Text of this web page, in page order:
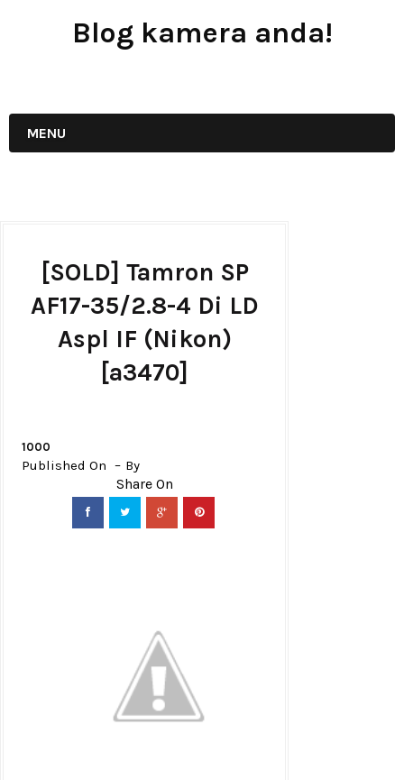
Blog kamera anda!
MENU
[SOLD] Tamron SP
AF17-35/2.8-4 Di LD
Aspl IF (Nikon)
[a3470]
1000
Published On By